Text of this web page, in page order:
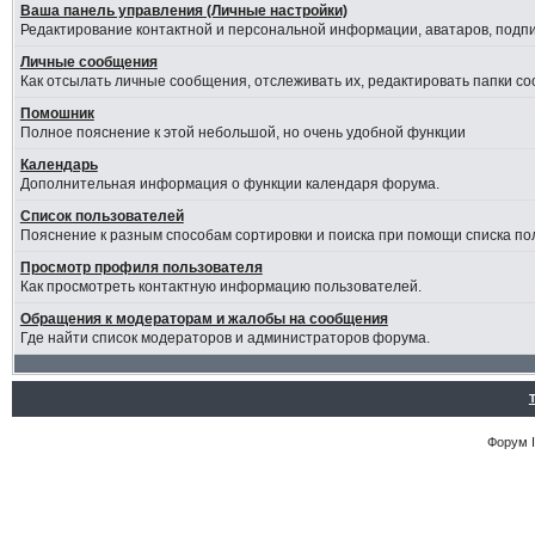
Ваша панель управления (Личные настройки)
Редактирование контактной и персональной информации, аватаров,
Личные сообщения
Как отсылать личные сообщения, отслеживать их, редактировать папки
Помошник
Полное пояснение к этой небольшой, но очень удобной функции
Календарь
Дополнительная информация о функции календаря форума.
Список пользователей
Пояснение к разным способам сортировки и поиска при помощи списка
Просмотр профиля пользователя
Как просмотреть контактную информацию пользователей.
Обращения к модераторам и жалобы на сообщения
Где найти список модераторов и администраторов форума.
Форум